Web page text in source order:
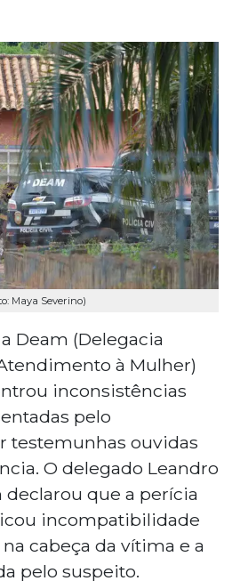
Maya Severino)
Deam (Delegacia
à Mulher)
inconsistências
pelo
testemunhas ouvidas
O delegado Leandro
que a perícia
incompatibilidade
cabeça da vítima e a
pelo suspeito.